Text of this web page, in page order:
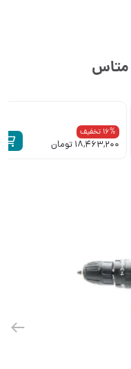
16% تخفیف
18,463,200 تومان